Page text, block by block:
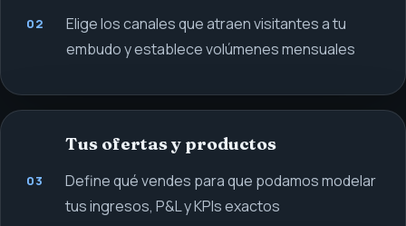
02
Elige los canales que atraen visitantes a tu
embudo y establece volúmenes mensuales
03
Tus ofertas y productos
Define qué vendes para que podamos modelar
tus ingresos, P&L y KPIs exactos